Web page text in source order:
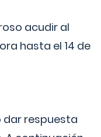
acudir al
hasta el 14 de
dar respuesta